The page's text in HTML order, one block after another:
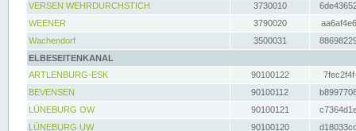
VERSEN WEHRDURCHSTICH
3730010
WEENER
3790020
Wachendorf
3500031
ELBESEITENKANAL
ARTLENBURG-ESK
90100122
BEVENSEN
90100112
LÜNEBURG OW
90100121
LÜNEBURG UW
90100120